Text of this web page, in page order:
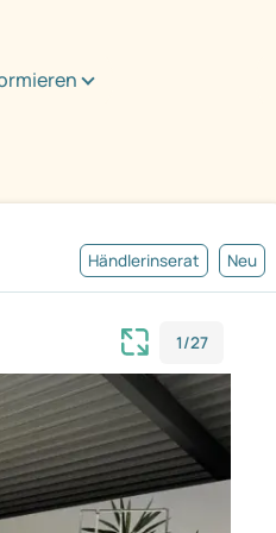
Händlerinserat Neu
1/27